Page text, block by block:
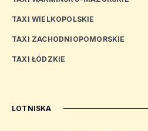
TAXI WIELKOPOLSKIE
TAXI ZACHODNIOPOMORSKIE
TAXI ŁÓDZKIE
LOTNISKA